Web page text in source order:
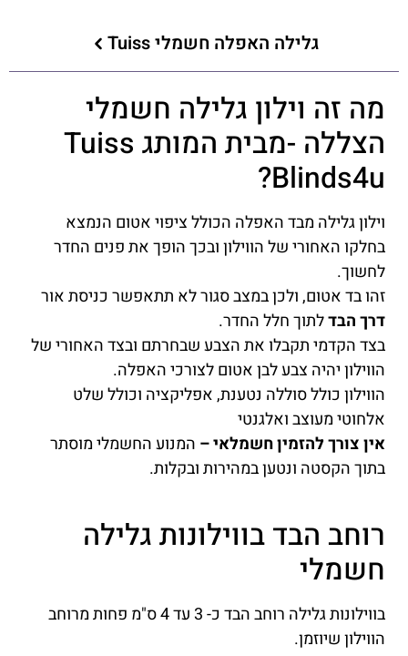
גלילה האפלה חשמלי Tuiss
מה זה וילון גלילה חשמלי
הצללה -מבית המותג Tuiss
Blinds4u?
וילון גלילה מבד האפלה הכולל ציפוי אטום הנמצא
בחלקו האחורי של הווילון ובכך הופך את פנים החדר
לחשוך.
זהו בד אטום, ולכן במצב סגור לא תתאפשר כניסת אור
דרך הבדלתוך חלל החדר.
בצד הקדמי תקבלו את הצבע שבחרתם ובצד האחורי של
הווילון יהיה צבע לבן אטום לצורכי האפלה.
הווילון כולל סוללה נטענת, אפליקציה וכולל שלט
אלחוטי מעוצב ואלגנטי
אין צורך להזמין חשמלאי – המנוע החשמלי מוסתר
בתוך הקסטה ונטען במהירות ובקלות.
רוחב הבד בווילונות גלילה
חשמלי
בווילונות גלילה רוחב הבד כ- 3 עד 4 ס"מ פחות מרוחב
הווילון שיוזמן.